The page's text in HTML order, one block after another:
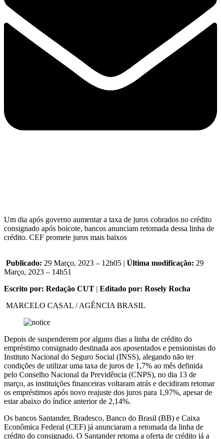
Um dia após governo aumentar a taxa de juros cobrados no crédito
consignado após boicote, bancos anunciam retomada dessa linha de
crédito. CEF promete juros mais baixos
Publicado: 29 Março, 2023 – 12h05 | Última modificação: 29
Março, 2023 – 14h51
Escrito por: Redação CUT | Editado por: Rosely Rocha
MARCELO CASAL / AGÊNCIA BRASIL
Depois de suspenderem por alguns dias a linha de crédito do
empréstimo consignado destinada aos aposentados e pensionistas do
Instituto Nacional do Seguro Social (INSS), alegando não ter
condições de utilizar uma taxa de juros de 1,7% ao mês definida
pelo Conselho Nacional da Previdência (CNPS), no dia 13 de
março, as instituições financeiras voltaram atrás e decidiram retomar
os empréstimos após novo reajuste dos juros para 1,97%, apesar de
estar abaixo do índice anterior de 2,14%.
Os bancos Santander, Bradesco, Banco do Brasil (BB) e Caixa
Econômica Federal (CEF) já anunciaram a retomada da linha de
crédito do consignado. O Santander retoma a oferta de crédito já a